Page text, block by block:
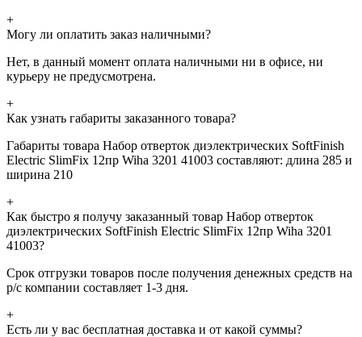
+
Могу ли оплатить заказ наличными?
Нет, в данный момент оплата наличными ни в офисе, ни
курьеру не предусмотрена.
+
Как узнать габариты заказанного товара?
Габариты товара Набор отверток диэлектрических SoftFinish
Electric SlimFix 12пр Wiha 3201 41003 составляют: длина 285 и
ширина 210
+
Как быстро я получу заказанный товар Набор отверток
диэлектрических SoftFinish Electric SlimFix 12пр Wiha 3201
41003?
Срок отгрузки товаров после получения денежных средств на
р/с компании составляет 1-3 дня.
+
Есть ли у вас бесплатная доставка и от какой суммы?